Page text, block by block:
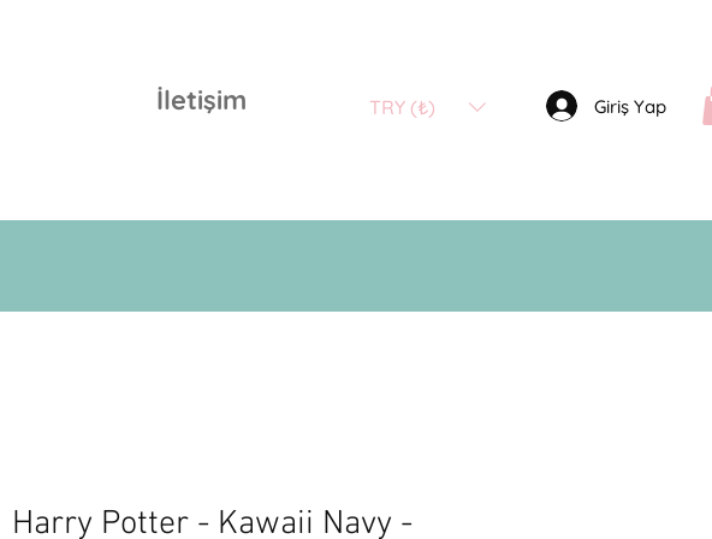
İletişim TRY (₺) Giriş Yap
Harry Potter - Kawaii Navy -